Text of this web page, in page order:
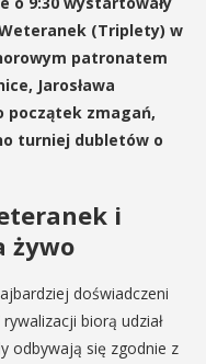
(Triplety) w
patronatem
Jarosława
początek zmagań,
turniej dubletów o
i
żywo
doświadczeni
biorą udział
odbywają się zgodnie z